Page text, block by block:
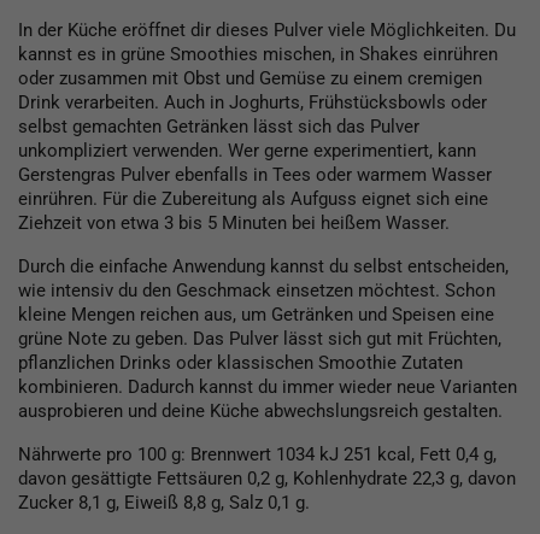
In der Küche eröffnet dir dieses Pulver viele Möglichkeiten. Du
kannst es in grüne Smoothies mischen, in Shakes einrühren
oder zusammen mit Obst und Gemüse zu einem cremigen
Drink verarbeiten. Auch in Joghurts, Frühstücksbowls oder
selbst gemachten Getränken lässt sich das Pulver
unkompliziert verwenden. Wer gerne experimentiert, kann
Gerstengras Pulver ebenfalls in Tees oder warmem Wasser
einrühren. Für die Zubereitung als Aufguss eignet sich eine
Ziehzeit von etwa 3 bis 5 Minuten bei heißem Wasser.
Durch die einfache Anwendung kannst du selbst entscheiden,
wie intensiv du den Geschmack einsetzen möchtest. Schon
kleine Mengen reichen aus, um Getränken und Speisen eine
grüne Note zu geben. Das Pulver lässt sich gut mit Früchten,
pflanzlichen Drinks oder klassischen Smoothie Zutaten
kombinieren. Dadurch kannst du immer wieder neue Varianten
ausprobieren und deine Küche abwechslungsreich gestalten.
Nährwerte pro 100 g: Brennwert 1034 kJ 251 kcal, Fett 0,4 g,
davon gesättigte Fettsäuren 0,2 g, Kohlenhydrate 22,3 g, davon
Zucker 8,1 g, Eiweiß 8,8 g, Salz 0,1 g.